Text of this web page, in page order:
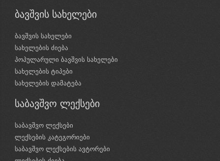
ბავშვის სახელები
ბავშვის სახელები
სახელების ძიება
პოპულარული ბავშვის სახელები
სახელების ტიპები
სახელების დამატება
საბავშვო ლექსები
საბავშვო ლექსები
ლექსების კატეგორიები
საბავშვო ლექსების ავტორები